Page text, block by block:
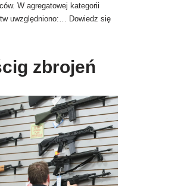
W agregatowej kategorii
uwzględniono:…
Dowiedz się
zbrojeń